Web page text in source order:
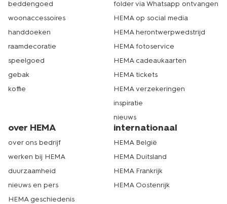
Er zijn allerlei soorten pennen, elk met hun eigen
eigenschappen. Je hebt balpennen, gelpennen,
Sommige pennen zijn multifunctioneel, zoals een stylus
of een pennenset. Zo kies je precies wat bij jouw
schrijfstijl past.
wat zijn fijne pennen om mee te
Fijne pennen liggen lekker in de hand en schrijven
soepel. Denk aan modellen met zachte grip of een
persoon. Probeer er een paar uit en ontdek wat voor jou
het prettigst schrijft. Start eens met fijnschrijvers of de
soft grip pennen bijvoorbeeld.
beddengoed
woonaccessoires
handdoeken
raamdecoratie
speelgoed
gebak
koffie
folder via Whatsapp ontvangen
HEMA op social media
HEMA herontwerpwedstrijd
HEMA fotoservice
HEMA cadeaukaarten
HEMA tickets
HEMA verzekeringen
inspiratie
nieuws
over HEMA
over ons bedrijf
werken bij HEMA
duurzaamheid
nieuws en pers
HEMA geschiedenis
internationaal
HEMA België
HEMA Duitsland
HEMA Frankrijk
HEMA Oostenrijk